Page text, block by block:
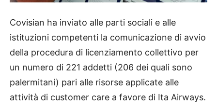
Covisian ha inviato alle parti sociali e alle
istituzioni competenti la comunicazione di avvio
della procedura di licenziamento collettivo per
un numero di 221 addetti (206 dei quali sono
palermitani) pari alle risorse applicate alle
attività di customer care a favore di Ita Airways.